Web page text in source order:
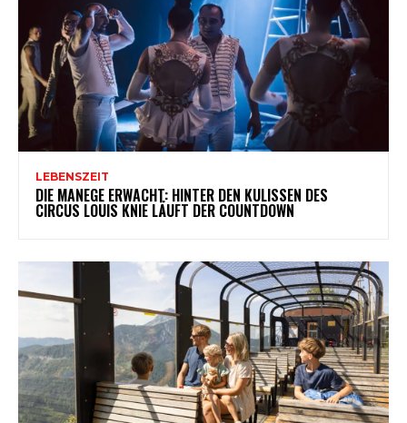
LEBENSZEIT
DIE MANEGE ERWACHT: HINTER DEN KULISSEN DES
CIRCUS LOUIS KNIE LÄUFT DER COUNTDOWN